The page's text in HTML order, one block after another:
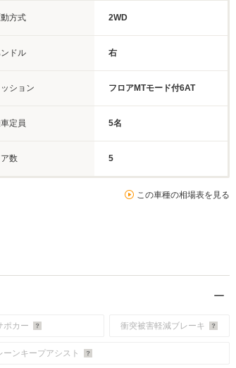
方式 2WD
ドル 右
ッション フロアMTモード付6AT
定員 5名
ア数 5
この車種の相場表を見る
ポカー 衝突被害軽減ブレーキ
ーンキープアシスト